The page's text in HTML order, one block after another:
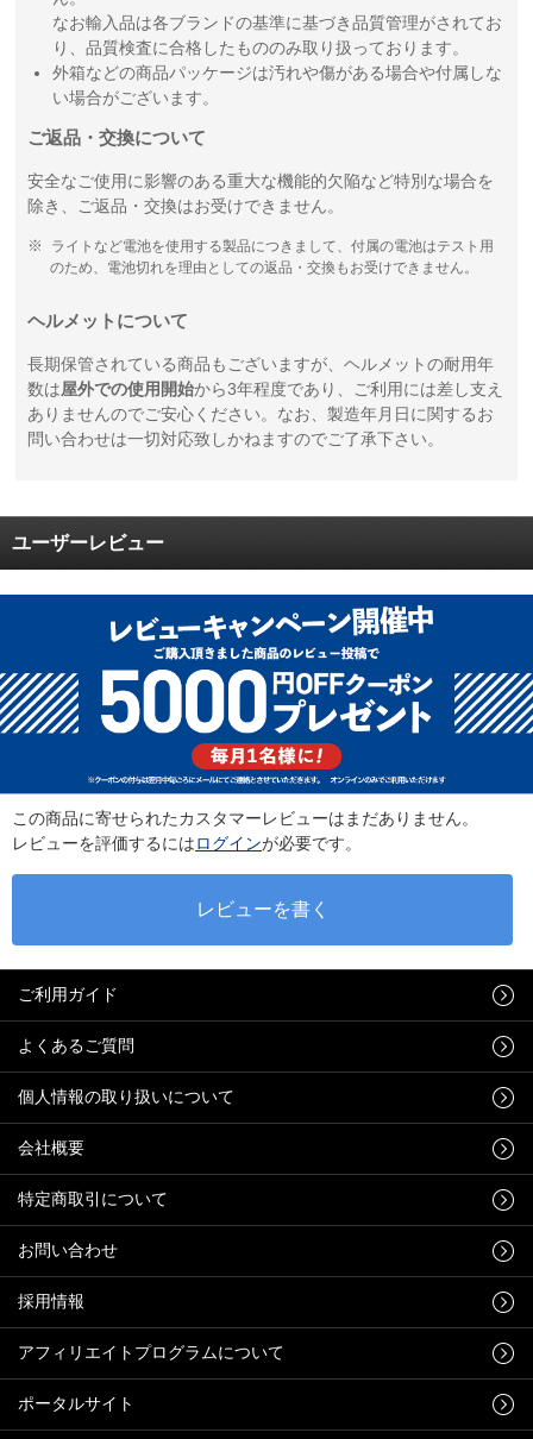
なお輸入品は各ブランドの基準に基づき品質管理がされてお
り、品質検査に合格したもののみ取り扱っております。
外箱などの商品パッケージは汚れや傷がある場合や付属しな
い場合がございます。
ご返品・交換について
安全なご使用に影響のある重大な機能的欠陥など特別な場合を
除き、ご返品・交換はお受けできません。
ライトなど電池を使用する製品につきまして、付属の電池はテスト用
のため、電池切れを理由としての返品・交換もお受けできません。
ヘルメットについて
長期保管されている商品もございますが、ヘルメットの耐用年
数は屋外での使用開始から3年程度であり、ご利用には差し支え
ありませんのでご安心ください。なお、製造年月日に関するお
問い合わせは一切対応致しかねますのでご了承下さい。
ユーザーレビュー
この商品に寄せられたカスタマーレビューはまだありません。
レビューを評価するにはログインが必要です。
ご利用ガイド
よくあるご質問
個人情報の取り扱いについて
会社概要
特定商取引について
お問い合わせ
採用情報
アフィリエイトプログラムについて
ポータルサイト